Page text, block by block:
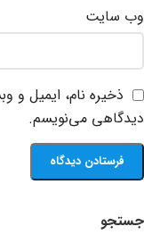
جستجو
وب‌ سایت
ذخیره نام، ایمیل و
دیدگاهی می‌نویسم.